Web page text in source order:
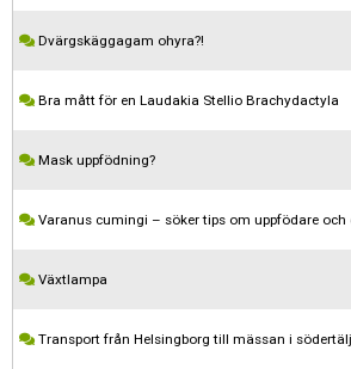
Dvärgskäggagam ohyra?!
Bra mått för en Laudakia Stellio Brachydactyla
Mask uppfödning?
Varanus cumingi – söker tips om uppfödare och
Växtlampa
Transport från Helsingborg till mässan i